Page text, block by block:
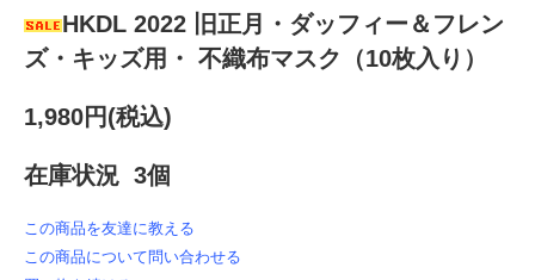
HKDL 2022 旧正月・ダッフィー＆フレン
ズ・キッズ用・ 不織布マスク（10枚入り）
1,980円(税込)
在庫状況 3個
この商品を友達に教える
この商品について問い合わせる